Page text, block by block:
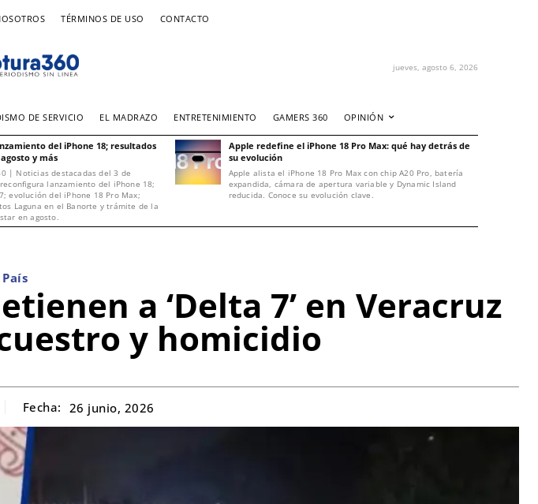
TÉRMINOS DE USO CONTACTO
jueves, agosto 6, 2026
DE SERVICIO EL MADRAZO ENTRETENIMIENTO GAMERS 360 OPINIÓN
del iPhone 18; resultados
y más
| Noticias destacadas del 3 de
lanzamiento del iPhone 18;
evolución del iPhone 18 Pro Max;
Laguna en el Banorte y trámite de la
en agosto.
Apple redefine el iPhone 18 Pro Max: qué hay detrás de
su evolución
Apple alista el iPhone 18 Pro Max con chip A20 Pro, batería
expandida, cámara de apertura variable y Dynamic Island
reducida. Conoce su evolución clave.
País
a ‘Delta 7’ en Veracruz
y homicidio
Fecha: 26 junio, 2026